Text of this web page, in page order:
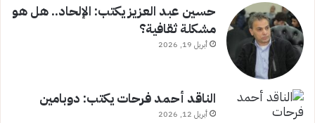
حسين عبد العزيز يكتب: الإلحاد.. هل هو
مشكلة ثقافية؟
أبريل 19, 2026
الناقد أحمد فرحات يكتب: دوبامين
أبريل 12, 2026